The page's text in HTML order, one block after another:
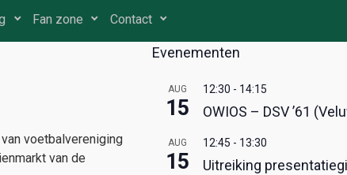
Fan zone Contact
voetbalvereniging
van de
Evenementen
AUG
15
12:30 - 14:15
OWIOS – DSV ’61
AUG
15
12:45 - 13:30
Uitreiking